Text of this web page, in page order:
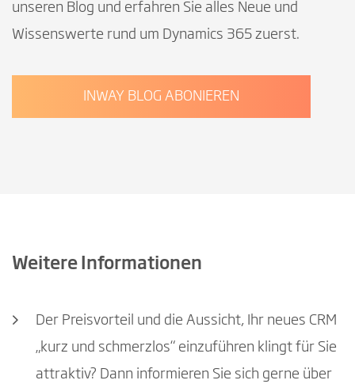
unseren Blog und erfahren Sie alles Neue und
Wissenswerte rund um Dynamics 365 zuerst.
INWAY BLOG ABONIEREN
Weitere Informationen
Der Preisvorteil und die Aussicht, Ihr neues CRM
„kurz und schmerzlos“ einzuführen klingt für Sie
attraktiv? Dann informieren Sie sich gerne über